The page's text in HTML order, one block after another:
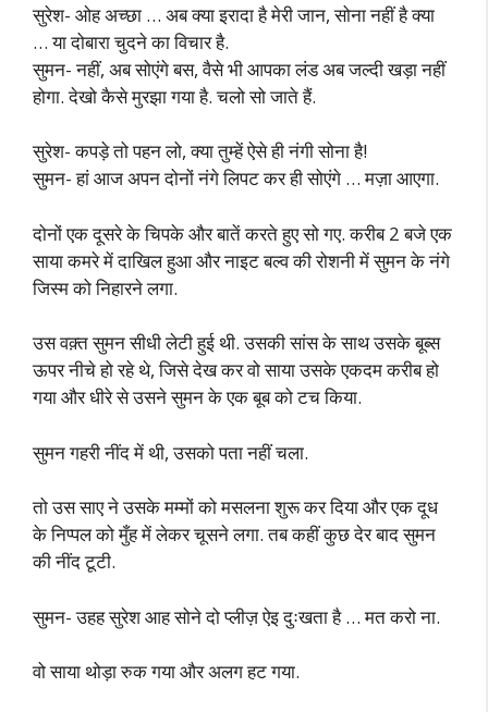
सुरेश- ओह अच्छा … अब क्या इरादा है मेरी जान, सोना नहीं है क्या
… या दोबारा चुदने का विचार है.
सुमन- नहीं, अब सोएंगे बस, वैसे भी आपका लंड अब जल्दी खड़ा नहीं
होगा. देखो कैसे मुरझा गया है. चलो सो जाते हैं.
सुरेश- कपड़े तो पहन लो, क्या तुम्हें ऐसे ही नंगी सोना है!
सुमन- हां आज अपन दोनों नंगे लिपट कर ही सोएंगे … मज़ा आएगा.
दोनों एक दूसरे के चिपके और बातें करते हुए सो गए. करीब 2 बजे एक
साया कमरे में दाखिल हुआ और नाइट बल्व की रोशनी में सुमन के नंगे
जिस्म को निहारने लगा.
उस वक़्त सुमन सीधी लेटी हुई थी. उसकी सांस के साथ उसके बूब्स
ऊपर नीचे हो रहे थे, जिसे देख कर वो साया उसके एकदम करीब हो
गया और धीरे से उसने सुमन के एक बूब को टच किया.
सुमन गहरी नींद में थी, उसको पता नहीं चला.
तो उस साए ने उसके मम्मों को मसलना शुरू कर दिया और एक दूध
के निप्पल को मुँह में लेकर चूसने लगा. तब कहीं कुछ देर बाद सुमन
की नींद टूटी.
सुमन- उहह सुरेश आह सोने दो प्लीज़ ऐइ दुःखता है … मत करो ना.
वो साया थोड़ा रुक गया और अलग हट गया.